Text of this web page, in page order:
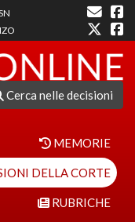
Cerca nelle decisioni
MEMORIE
DELLA CORTE
RUBRICHE